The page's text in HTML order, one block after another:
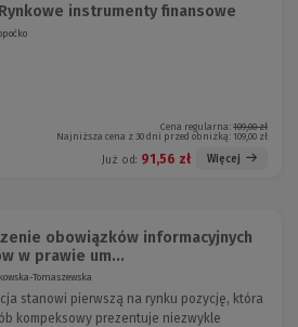
Rynkowe instrumenty finansowe
Cena regularna: 109,00 zł
Najniższa cena z 30 dni przed obniżką: 109,00 zł
Już od: 91,56 zł Więcej
obowiązków informacyjnych
w prawie um...
Tomaszewska
stanowi pierwszą na rynku pozycję, która
kompeksowy prezentuje niezwykle